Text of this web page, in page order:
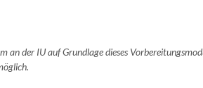
an der IU auf Grundlage dieses